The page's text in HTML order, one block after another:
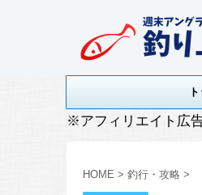
※アフィリエイト広
HOME > 釣行・攻略 >